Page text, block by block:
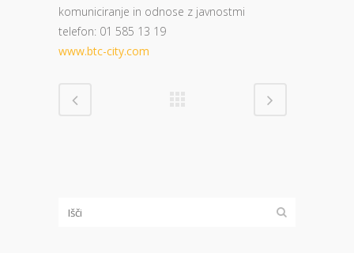
komuniciranje in odnose z javnostmi
telefon: 01 585 13 19
www.btc-city.com